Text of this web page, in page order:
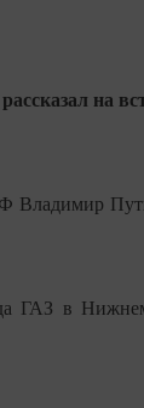
на
Владимир
ГАЗ в